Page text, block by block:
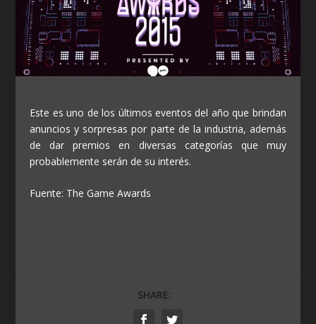
Este es uno de los últimos eventos del año que brindan
anuncios y sorpresas por parte de la industria, además
de dar premios en diversas categorías que muy
probablemente serán de su interés.
Fuente: The Game Awards
SHARE: